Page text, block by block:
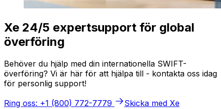
Xe 24/5 expertsupport för global
överföring
Behöver du hjälp med din internationella SWIFT-
överföring? Vi är här för att hjälpa till - kontakta oss idag
för personlig support!
Ring oss: +1 (800) 772-7779
Skicka med Xe